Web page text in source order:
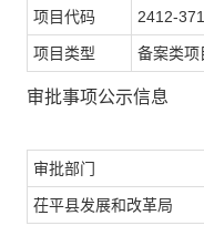
项目代码 2412-
项目类型 备案类项
审批事项公示信息
审批部门
茌平县发展和改革局